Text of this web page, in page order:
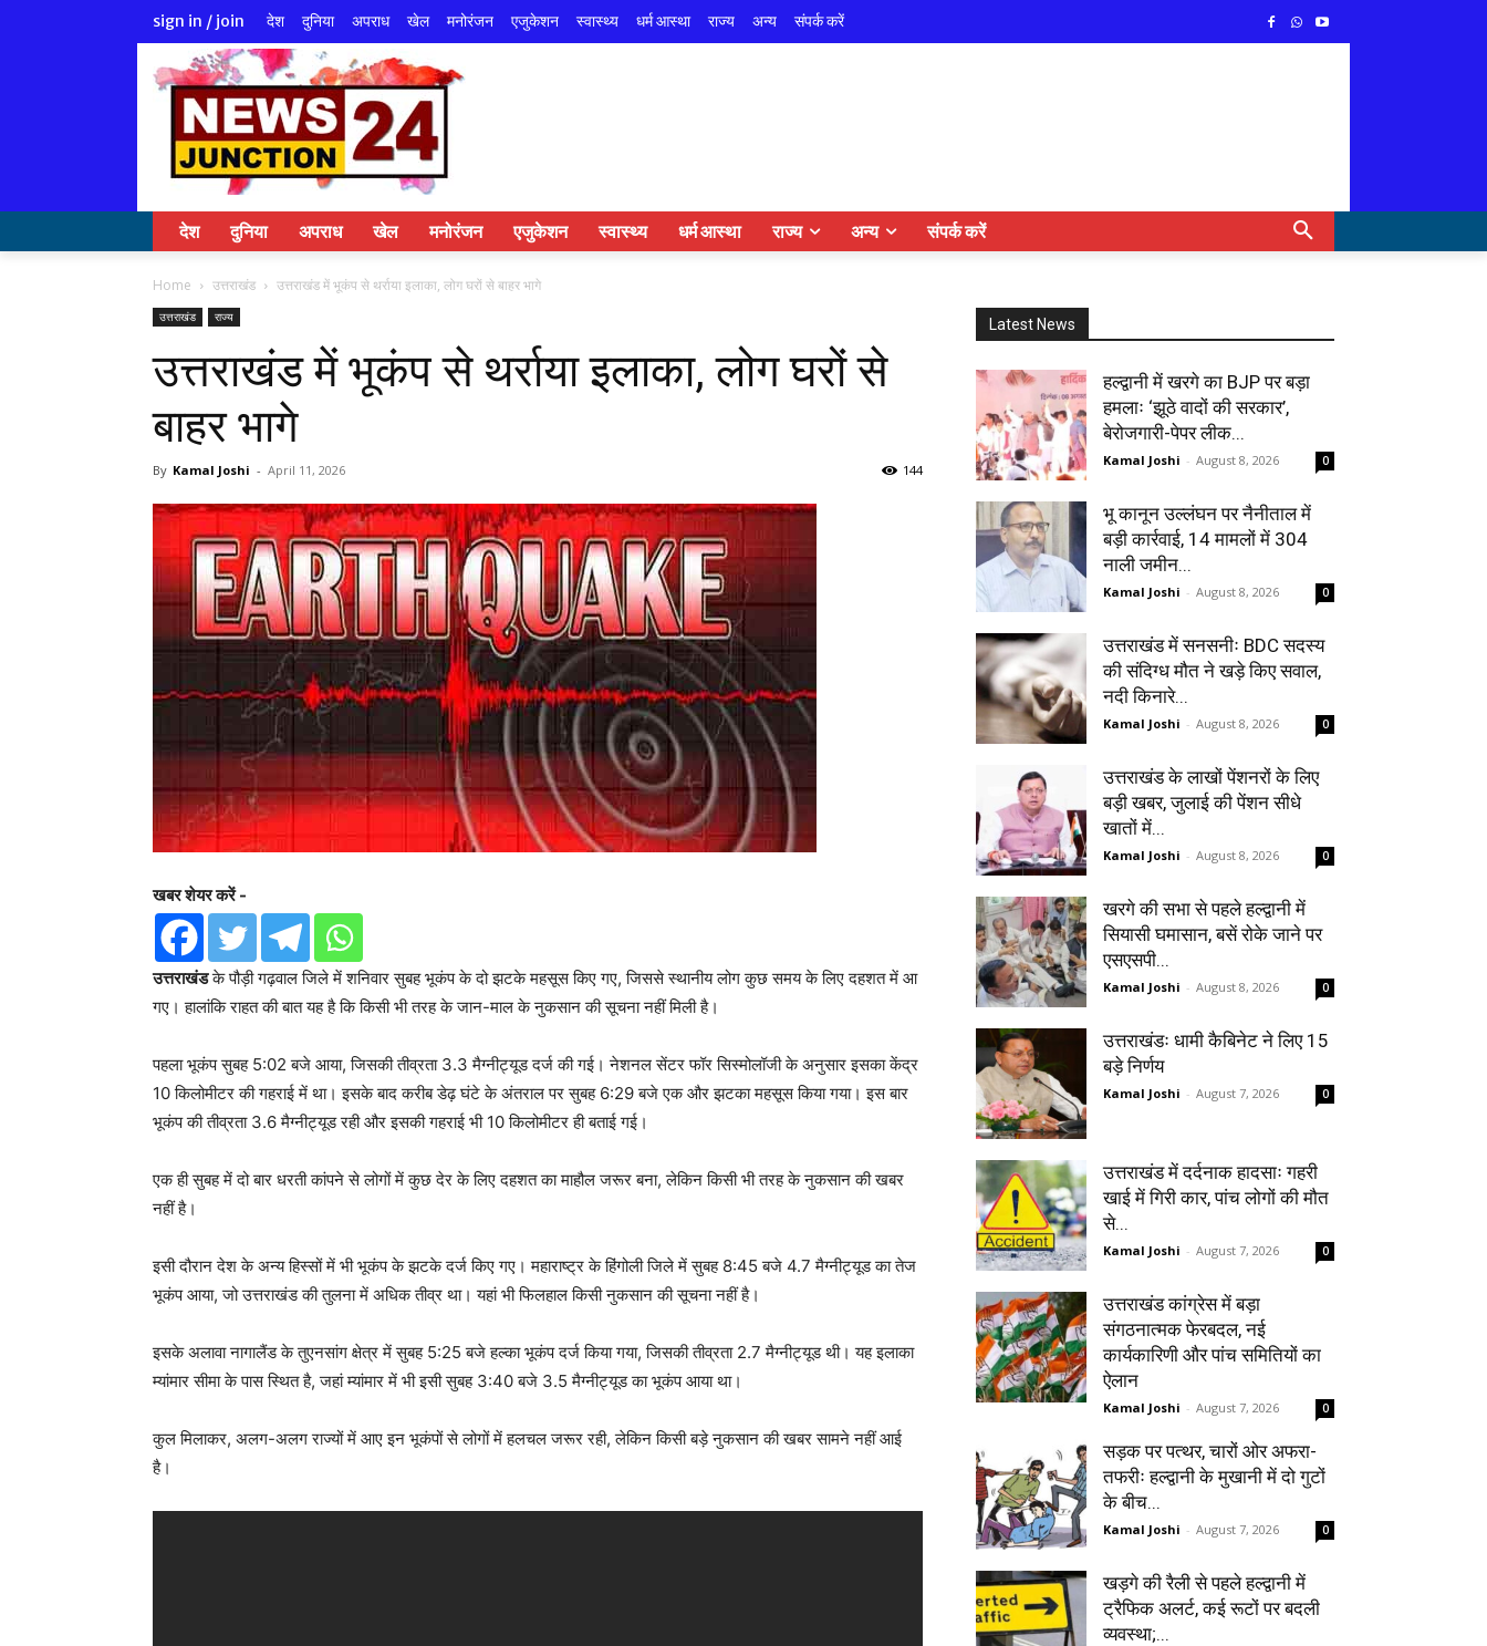
sign in / join देश दुनिया अपराध खेल मनोरंजन एजुकेशन स्वास्थ्य धर्म आस्था राज्य अन्य संपर्क करें
देश दुनिया अपराध खेल मनोरंजन एजुकेशन स्वास्थ्य धर्म आस्था राज्य अन्य संपर्क करें
Home उत्तराखंड उत्तराखंड में भूकंप से थर्राया इलाका, लोग घरों से बाहर भागे
उत्तराखंड राज्य
उत्तराखंड में भूकंप से थर्राया इलाका, लोग घरों से
बाहर भागे
By Kamal Joshi - April 11, 2026 144
खबर शेयर करें -
उत्तराखंडके पौड़ी गढ़वाल जिले में शनिवार सुबह भूकंप के दो झटके महसूस किए गए, जिससे स्थानीय लोग कुछ समय के लिए दहशत में आ
गए। हालांकि राहत की बात यह है कि किसी भी तरह के जान-माल के नुकसान की सूचना नहीं मिली है।
पहला भूकंप सुबह 5:02 बजे आया, जिसकी तीव्रता 3.3 मैग्नीट्यूड दर्ज की गई। नेशनल सेंटर फॉर सिस्मोलॉजी के अनुसार इसका केंद्र
10 किलोमीटर की गहराई में था। इसके बाद करीब डेढ़ घंटे के अंतराल पर सुबह 6:29 बजे एक और झटका महसूस किया गया। इस बार
भूकंप की तीव्रता 3.6 मैग्नीट्यूड रही और इसकी गहराई भी 10 किलोमीटर ही बताई गई।
एक ही सुबह में दो बार धरती कांपने से लोगों में कुछ देर के लिए दहशत का माहौल जरूर बना, लेकिन किसी भी तरह के नुकसान की खबर
नहीं है।
इसी दौरान देश के अन्य हिस्सों में भी भूकंप के झटके दर्ज किए गए। महाराष्ट्र के हिंगोली जिले में सुबह 8:45 बजे 4.7 मैग्नीट्यूड का तेज
भूकंप आया, जो उत्तराखंड की तुलना में अधिक तीव्र था। यहां भी फिलहाल किसी नुकसान की सूचना नहीं है।
इसके अलावा नागालैंड के तुएनसांग क्षेत्र में सुबह 5:25 बजे हल्का भूकंप दर्ज किया गया, जिसकी तीव्रता 2.7 मैग्नीट्यूड थी। यह इलाका
म्यांमार सीमा के पास स्थित है, जहां म्यांमार में भी इसी सुबह 3:40 बजे 3.5 मैग्नीट्यूड का भूकंप आया था।
कुल मिलाकर, अलग-अलग राज्यों में आए इन भूकंपों से लोगों में हलचल जरूर रही, लेकिन किसी बड़े नुकसान की खबर सामने नहीं आई
है।
Latest News
हल्द्वानी में खरगे का BJP पर बड़ा
हमलाः ‘झूठे वादों की सरकार’,
बेरोजगारी-पेपर लीक...
Kamal Joshi - August 8, 2026 0
भू कानून उल्लंघन पर नैनीताल में
बड़ी कार्रवाई, 14 मामलों में 304
नाली जमीन...
Kamal Joshi - August 8, 2026 0
उत्तराखंड में सनसनीः BDC सदस्य
की संदिग्ध मौत ने खड़े किए सवाल,
नदी किनारे...
Kamal Joshi - August 8, 2026 0
उत्तराखंड के लाखों पेंशनरों के लिए
बड़ी खबर, जुलाई की पेंशन सीधे
खातों में...
Kamal Joshi - August 8, 2026 0
खरगे की सभा से पहले हल्द्वानी में
सियासी घमासान, बसें रोके जाने पर
एसएसपी...
Kamal Joshi - August 8, 2026 0
उत्तराखंडः धामी कैबिनेट ने लिए 15
बड़े निर्णय
Kamal Joshi - August 7, 2026 0
उत्तराखंड में दर्दनाक हादसाः गहरी
खाई में गिरी कार, पांच लोगों की मौत
से...
Kamal Joshi - August 7, 2026 0
उत्तराखंड कांग्रेस में बड़ा
संगठनात्मक फेरबदल, नई
कार्यकारिणी और पांच समितियों का
ऐलान
Kamal Joshi - August 7, 2026 0
सड़क पर पत्थर, चारों ओर अफरा-
तफरीः हल्द्वानी के मुखानी में दो गुटों
के बीच...
Kamal Joshi - August 7, 2026 0
खड़गे की रैली से पहले हल्द्वानी में
ट्रैफिक अलर्ट, कई रूटों पर बदली
व्यवस्था;...